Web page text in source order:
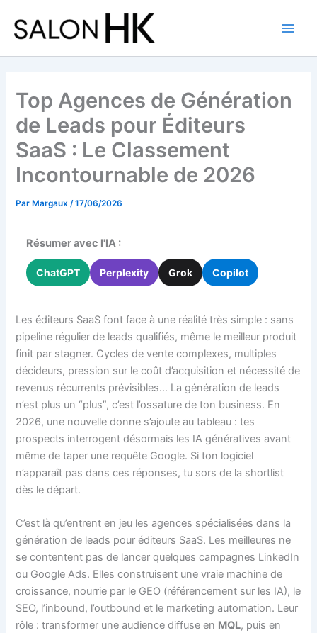
contenu
Top Agences de Génération
de Leads pour Éditeurs
SaaS : Le Classement
Incontournable de 2026
ParMargaux /17/06/2026
Résumer avec l'IA :
ChatGPT Perplexity Grok Copilot
Les éditeurs SaaS font face à une réalité très simple : sans
pipeline régulier de leads qualifiés, même le meilleur produit
finit par stagner. Cycles de vente complexes, multiples
décideurs, pression sur le coût d’acquisition et nécessité de
revenus récurrents prévisibles… La génération de leads
n’est plus un “plus”, c’est l’ossature de ton business. En
2026, une nouvelle donne s’ajoute au tableau : tes
prospects interrogent désormais les IA génératives avant
même de taper une requête Google. Si ton logiciel
n’apparaît pas dans ces réponses, tu sors de la shortlist
dès le départ.
C’est là qu’entrent en jeu les agences spécialisées dans la
génération de leads pour éditeurs SaaS. Les meilleures ne
se contentent pas de lancer quelques campagnes LinkedIn
ou Google Ads. Elles construisent une vraie machine de
croissance, nourrie par le GEO (référencement sur les IA), le
SEO, l’inbound, l’outbound et le marketing automation. Leur
rôle : transformer une audience diffuse en MQL, puis en